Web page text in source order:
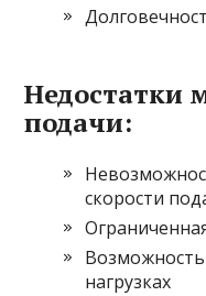
Недостатки
подачи:
скорости
нагрузках